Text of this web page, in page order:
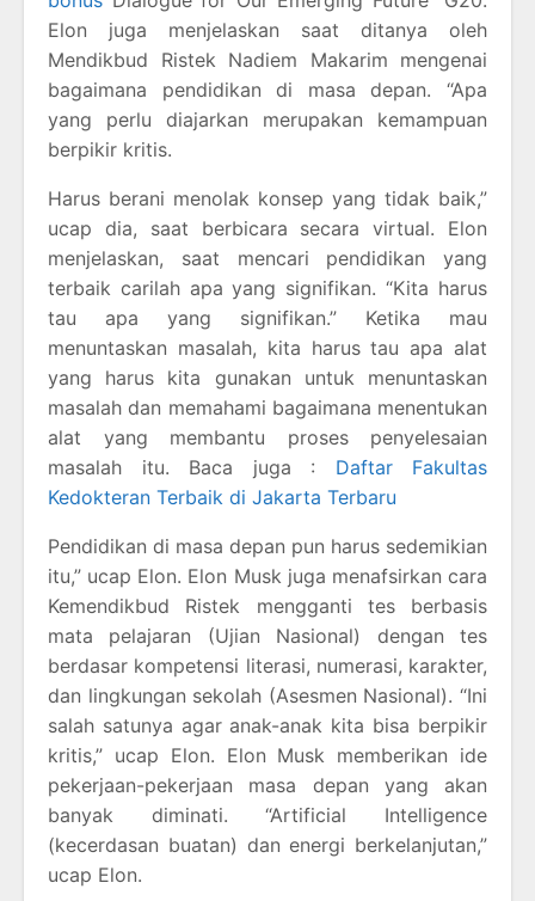
Elon juga menjelaskan saat ditanya oleh
Mendikbud Ristek Nadiem Makarim mengenai
bagaimana pendidikan di masa depan. “Apa
yang perlu diajarkan merupakan kemampuan
berpikir kritis.
Harus berani menolak konsep yang tidak baik,”
ucap dia, saat berbicara secara virtual. Elon
menjelaskan, saat mencari pendidikan yang
terbaik carilah apa yang signifikan. “Kita harus
tau apa yang signifikan.” Ketika mau
menuntaskan masalah, kita harus tau apa alat
yang harus kita gunakan untuk menuntaskan
masalah dan memahami bagaimana menentukan
alat yang membantu proses penyelesaian
masalah itu. Baca juga : Daftar Fakultas
Kedokteran Terbaik di Jakarta Terbaru
Pendidikan di masa depan pun harus sedemikian
itu,” ucap Elon. Elon Musk juga menafsirkan cara
Kemendikbud Ristek mengganti tes berbasis
mata pelajaran (Ujian Nasional) dengan tes
berdasar kompetensi literasi, numerasi, karakter,
dan lingkungan sekolah (Asesmen Nasional). “Ini
salah satunya agar anak-anak kita bisa berpikir
kritis,” ucap Elon. Elon Musk memberikan ide
pekerjaan-pekerjaan masa depan yang akan
banyak diminati. “Artificial Intelligence
(kecerdasan buatan) dan energi berkelanjutan,”
ucap Elon.